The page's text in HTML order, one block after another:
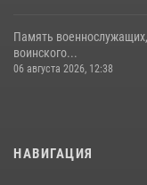
Память
воинского...
06 августа 2026, 12:38
НАВИГАЦИЯ